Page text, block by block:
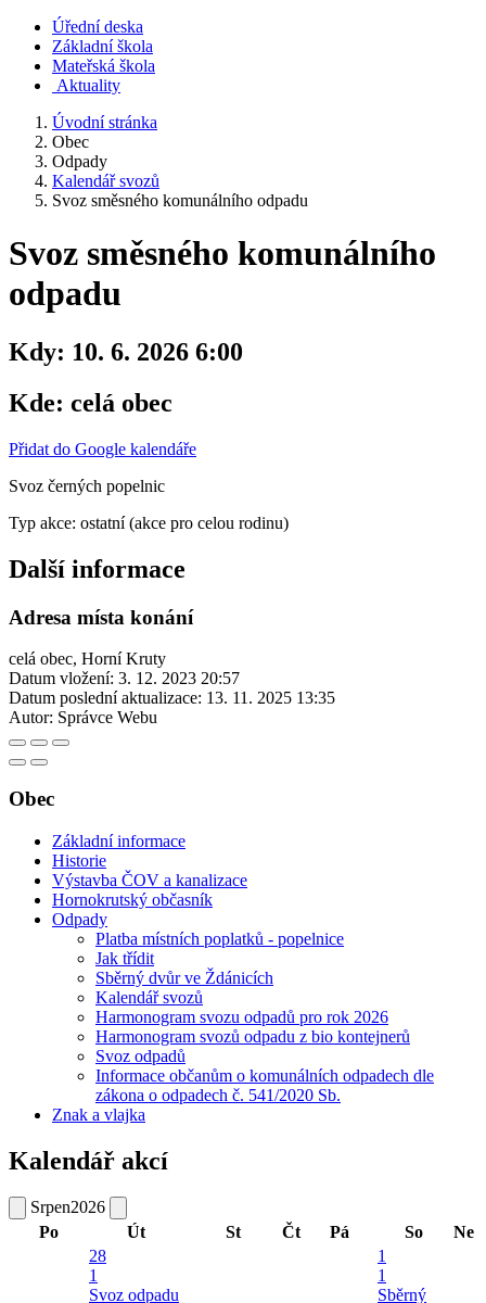
Úřední deska
Základní škola
Mateřská škola
Aktuality
Úvodní stránka
Obec
Odpady
Kalendář svozů
Svoz směsného komunálního odpadu
Svoz směsného komunálního
odpadu
Kdy: 10. 6. 2026 6:00
Kde: celá obec
Přidat do Google kalendáře
Svoz černých popelnic
Typ akce: ostatní (akce pro celou rodinu)
Další informace
Adresa místa konání
celá obec, Horní Kruty
Datum vložení: 3. 12. 2023 20:57
Datum poslední aktualizace: 13. 11. 2025 13:35
Autor: Správce Webu
Obec
Základní informace
Historie
Výstavba ČOV a kanalizace
Hornokrutský občasník
Odpady
Platba místních poplatků - popelnice
Jak třídit
Sběrný dvůr ve Ždánicích
Kalendář svozů
Harmonogram svozu odpadů pro rok 2026
Harmonogram svozů odpadu z bio kontejnerů
Svoz odpadů
Informace občanům o komunálních odpadech dle
zákona o odpadech č. 541/2020 Sb.
Znak a vlajka
Kalendář akcí
Srpen2026
Po
Út St Čt Pá So
Ne
28
1
Svoz odpadu
1
1
Sběrný